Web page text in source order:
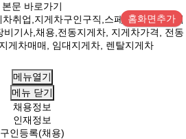
본문 바로가기
홈화면추가
메뉴열기
메뉴 닫기
채용정보
인재정보
구인등록(채용)